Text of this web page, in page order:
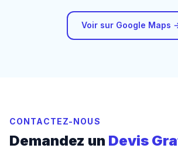
Voir sur Google Maps
CONTACTEZ-NOUS
Demandez un Devis